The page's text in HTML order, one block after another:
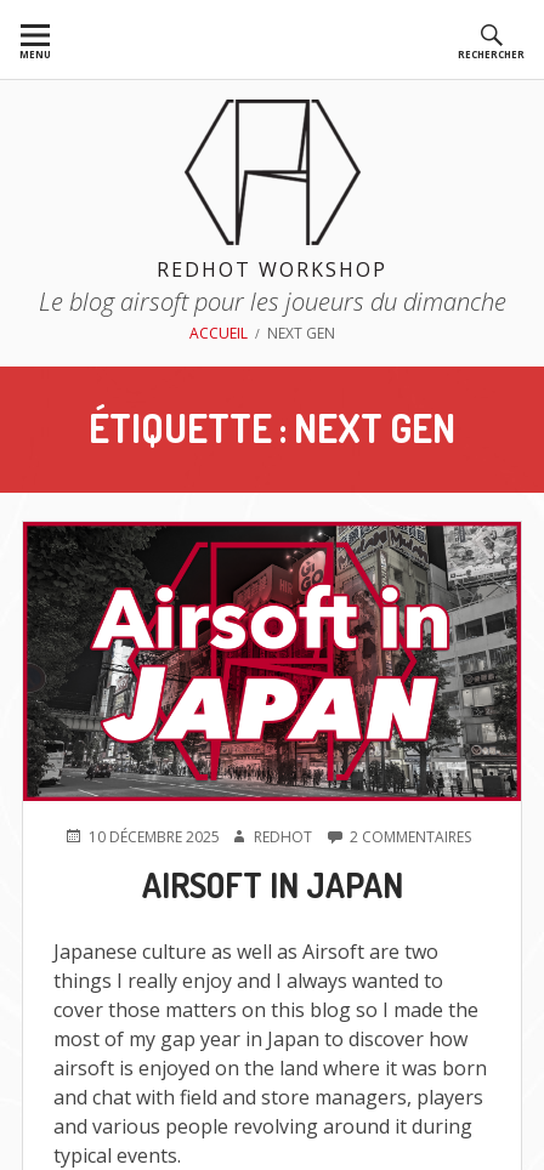
auMENU RECHERCHER
REDHOT WORKSHOP
Le blog airsoft pour les joueurs du dimanche
ACCUEIL NEXT GEN
ÉTIQUETTE : NEXT GEN
PUBLIÉ10 DÉCEMBRE 2025 AUTEUR
REDHOT 2 COMMENTAIRESSUR
AIRSOFT IN JAPAN
Japanese culture as well as Airsoft are two
things I really enjoy and I always wanted to
cover those matters on this blog so I made the
most of my gap year in Japan to discover how
airsoft is enjoyed on the land where it was born
and chat with field and store managers, players
and various people revolving around it during
typical events.